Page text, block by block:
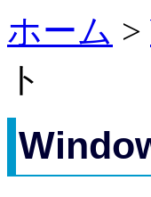
ホーム >
ト